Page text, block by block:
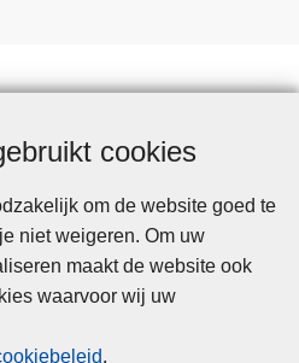
cookies
om de website goed te
niet weigeren. Om uw
maakt de website ook
waarvoor wij uw
.